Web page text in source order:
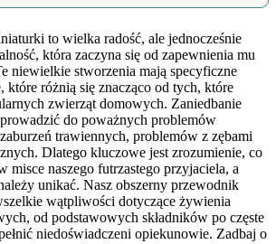
to wielka radość, ale jednocześnie
która zaczyna się od zapewnienia mu
niewielkie stworzenia mają specyficzne
różnią się znacząco od tych, które
zwierząt domowych. Zaniedbanie
do poważnych problemów
trawiennych, problemów z zębami
Dlatego kluczowe jest zrozumienie, co
misce naszego futrzastego przyjaciela, a
unikać. Nasz obszerny przewodnik
wątpliwości dotyczące żywienia
od podstawowych składników po częste
niedoświadczeni opiekunowie. Zadbaj o